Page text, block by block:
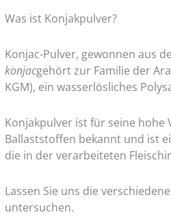
Was ist Konjakpulver?
Konjac-Pulver, gewonnen aus
konjacgehört zur Familie der
KGM), ein wasserlösliches
Konjakpulver ist für seine hohe
Ballaststoffen bekannt und ist
die in der verarbeiteten
Lassen Sie uns die
untersuchen.